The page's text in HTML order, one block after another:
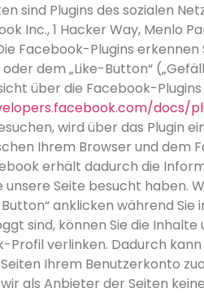
sind Plugins des sozialen
Inc., 1 Hacker Way, Menlo
Facebook-Plugins erkennen
dem „Like-Button“
über die Facebook-Plugins
docs/
wird über das Plugin
Ihrem Browser und dem
erhält dadurch die
unsere Seite besucht haben.
anklicken während Sie
sind, können Sie die Inhalte
Profil verlinken. Dadurch
Ihrem Benutzerkonto
als Anbieter der Seiten